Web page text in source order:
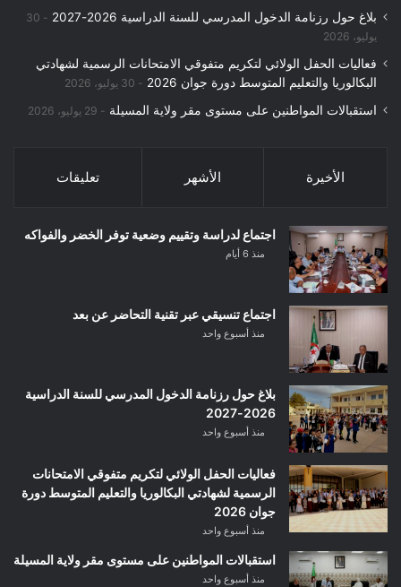
بلاغ حول رزنامة الدخول المدرسي للسنة الدراسية 2026-2027
30
يوليو، 2026
فعاليات الحفل الولائي لتكريم متفوقي الامتحانات الرسمية لشهادتي
البكالوريا والتعليم المتوسط دورة جوان 2026
30 يوليو، 2026
استقبالات المواطنين على مستوى مقر ولاية المسيلة 29 يوليو، 2026
الأخيرة الأشهر تعليقات
اجتماع لدراسة وتقييم وضعية توفر الخضر والفواكه
منذ 6 أيام
اجتماع تنسيقي عبر تقنية التحاضر عن بعد
منذ أسبوع واحد
بلاغ حول رزنامة الدخول المدرسي للسنة الدراسية
2026-2027
منذ أسبوع واحد
فعاليات الحفل الولائي لتكريم متفوقي الامتحانات
الرسمية لشهادتي البكالوريا والتعليم المتوسط دورة
جوان 2026
منذ أسبوع واحد
استقبالات المواطنين على مستوى مقر ولاية المسيلة
منذ أسبوع واحد